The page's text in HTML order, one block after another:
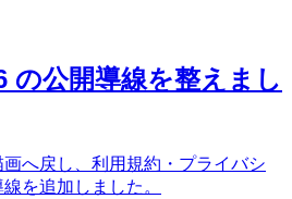
の公開導線を整えまし
へ戻し、利用規約・プライバシ
を追加しました。